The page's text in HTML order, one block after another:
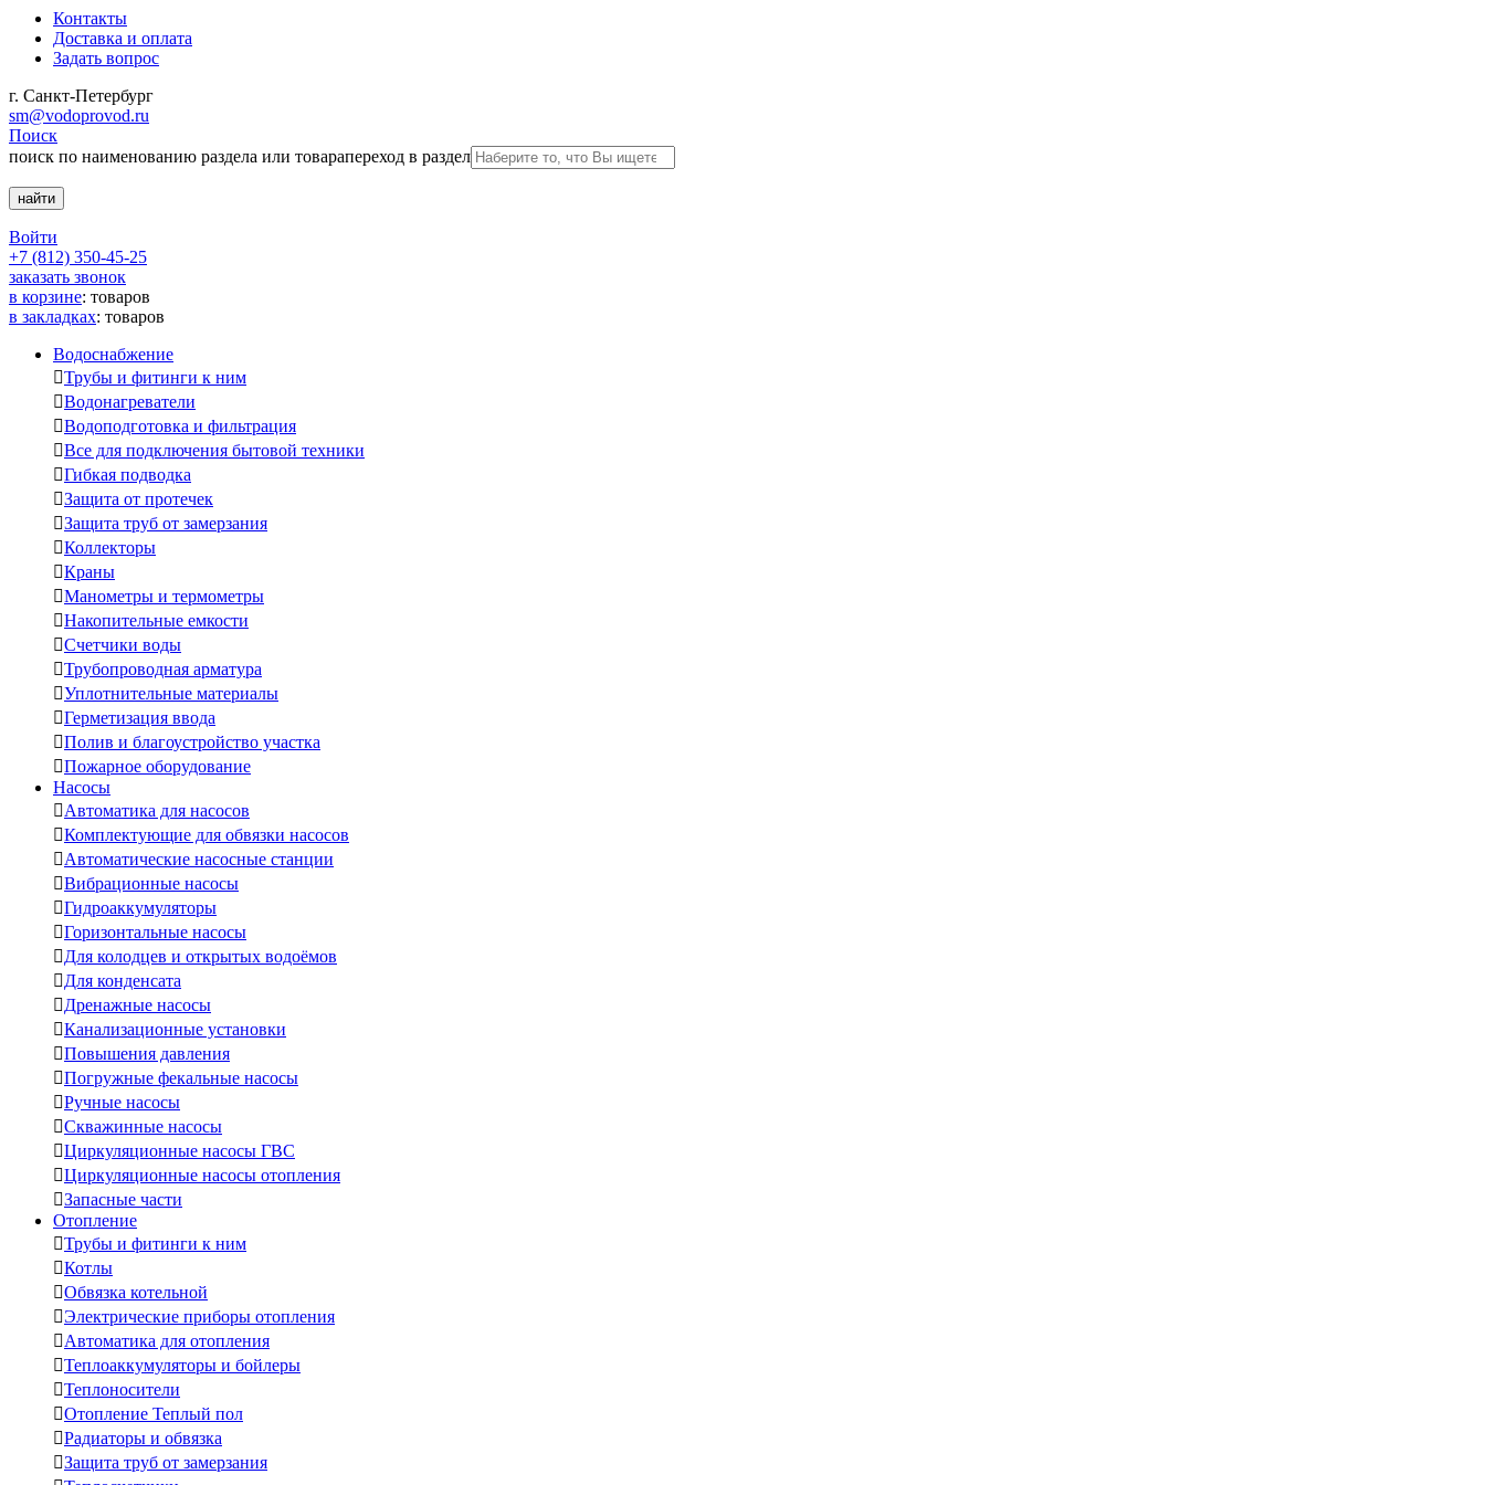
Контакты
Доставка и оплата
Задать вопрос
г. Санкт-Петербург
sm@vodoprovod.ru
Поиск
поиск по наименованию раздела или товарапереход в раздел
Войти
+7 (812) 350-45-25
заказать звонок
в корзине: товаров
в закладках: товаров
Водоснабжение
Трубы и фитинги к ним
Водонагреватели
Водоподготовка и фильтрация
Все для подключения бытовой техники
Гибкая подводка
Защита от протечек
Защита труб от замерзания
Коллекторы
Краны
Манометры и термометры
Накопительные емкости
Счетчики воды
Трубопроводная арматура
Уплотнительные материалы
Герметизация ввода
Полив и благоустройство участка
Пожарное оборудование
Насосы
Автоматика для насосов
Комплектующие для обвязки насосов
Автоматические насосные станции
Вибрационные насосы
Гидроаккумуляторы
Горизонтальные насосы
Для колодцев и открытых водоёмов
Для конденсата
Дренажные насосы
Канализационные установки
Повышения давления
Погружные фекальные насосы
Ручные насосы
Скважинные насосы
Циркуляционные насосы ГВС
Циркуляционные насосы отопления
Запасные части
Отопление
Трубы и фитинги к ним
Котлы
Обвязка котельной
Электрические приборы отопления
Автоматика для отопления
Теплоаккумуляторы и бойлеры
Теплоносители
Отопление Теплый пол
Радиаторы и обвязка
Защита труб от замерзания